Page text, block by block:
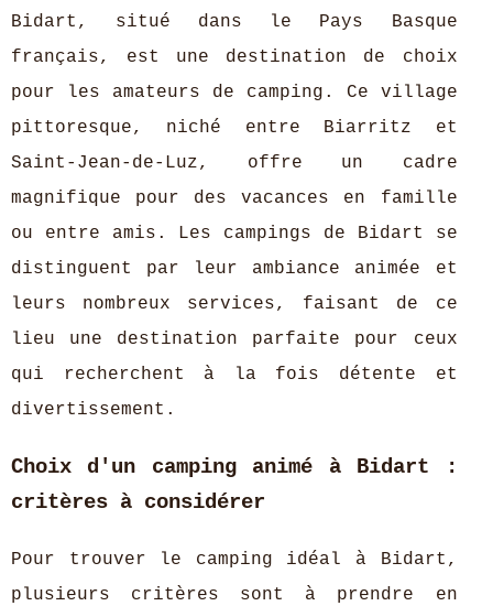
Bidart, situé dans le Pays Basque
français, est une destination de choix
pour les amateurs de camping. Ce village
pittoresque, niché entre Biarritz et
Saint-Jean-de-Luz, offre un cadre
magnifique pour des vacances en famille
ou entre amis. Les campings de Bidart se
distinguent par leur ambiance animée et
leurs nombreux services, faisant de ce
lieu une destination parfaite pour ceux
qui recherchent à la fois détente et
divertissement.
Choix d'un camping animé à Bidart :
critères à considérer
Pour trouver le camping idéal à Bidart,
plusieurs critères sont à prendre en